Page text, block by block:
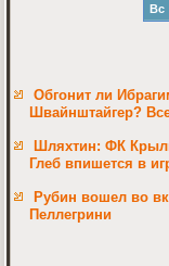
Вс
Обгонит ли
Швайнштайгер?
Шляхтин: ФК
Глеб впишется в
Рубин вошел во
Пеллегрини